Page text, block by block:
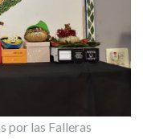
por las Falleras